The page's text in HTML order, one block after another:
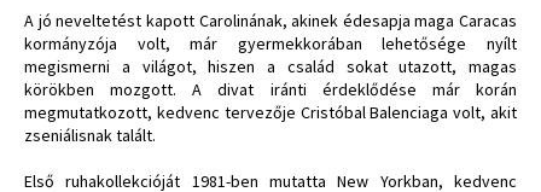
A jó neveltetést kapott Carolinának, akinek édesapja maga Caracas
kormányzója volt, már gyermekkorában lehetősége nyílt
megismerni a világot, hiszen a család sokat utazott, magas
körökben mozgott. A divat iránti érdeklődése már korán
megmutatkozott, kedvenc tervezője Cristóbal Balenciaga volt, akit
zseniálisnak talált.
Első ruhakollekcióját 1981-ben mutatta New Yorkban, kedvenc